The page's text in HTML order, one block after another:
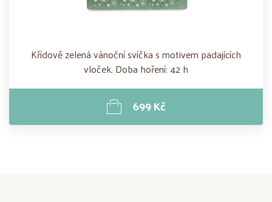
Křídově zelená vánoční svíčka s motivem padajících
vloček. Doba hoření: 42 h
699 Kč